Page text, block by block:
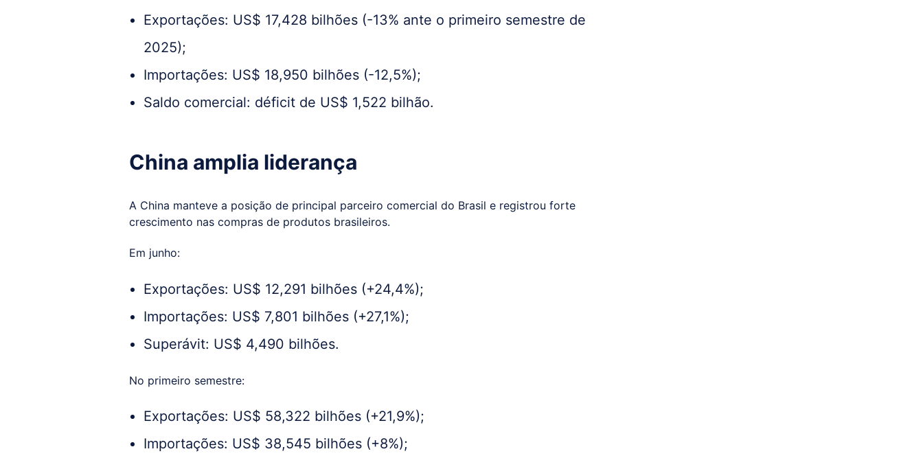
Exportações: US$ 17,428 bilhões (-13% ante o primeiro semestre de
2025);
Importações: US$ 18,950 bilhões (-12,5%);
Saldo comercial: déficit de US$ 1,522 bilhão.
China amplia liderança
A China manteve a posição de principal parceiro comercial do Brasil e registrou forte
crescimento nas compras de produtos brasileiros.
Em junho:
Exportações: US$ 12,291 bilhões (+24,4%);
Importações: US$ 7,801 bilhões (+27,1%);
Superávit: US$ 4,490 bilhões.
No primeiro semestre:
Exportações: US$ 58,322 bilhões (+21,9%);
Importações: US$ 38,545 bilhões (+8%);